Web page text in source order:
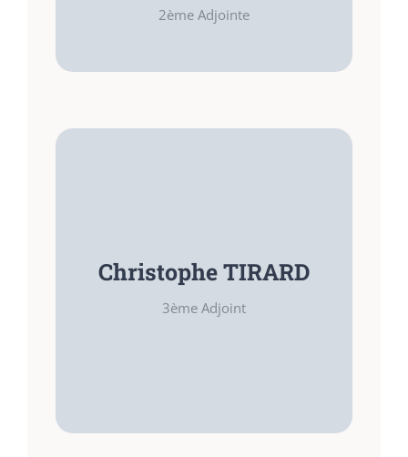
2ème Adjointe
Aménagements
Christophe TIRARD
3ème Adjoint